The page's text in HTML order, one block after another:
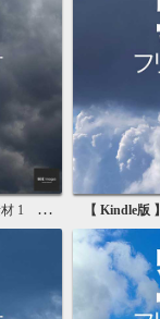
写真素材集 【 Kindle版 】